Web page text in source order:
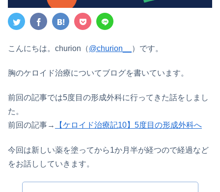
こんにちは。churion（@churion__ ）です。
胸のケロイド治療についてブログを書いています。
前回の記事では5度目の形成外科に行ってきた話をしまし
た。
前回の記事→
【ケロイド治療記10】5度目の形成外科へ
今回は新しい薬を塗ってから1か月半が経つので経過など
をお話ししていきます。